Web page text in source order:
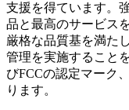
支援を得ています。
品と最高のサービス
厳格な品質基を満た
管理を実施すること
びFCCの認定マーク
ります。